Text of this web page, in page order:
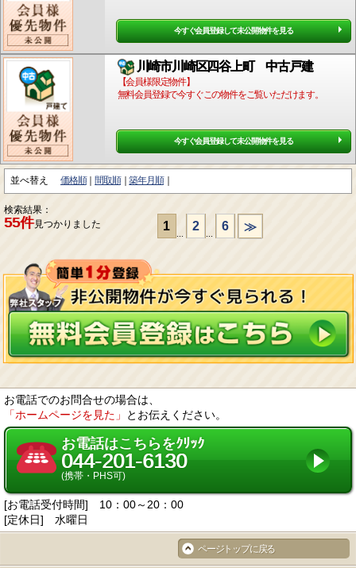
今すぐ会員登録して未公開物件を見る
川崎市川崎区四谷上町 中古戸建
【会員様限定物件】
無料会員登録で今すぐこの物件をご覧いただけます。
今すぐ会員登録して未公開物件を見る
並べ替え 価格順 間取順 築年月順
検索結果：
55件見つかりました 1 2 6 ≫
お電話でのお問合せの場合は、
「ホームページを見た」
とお伝えください。
お電話はこちらをｸﾘｯｸ
044-201-6130
(携帯・PHS可)
[お電話受付時間] 10：00～20：00
[定休日] 水曜日
ページトップに戻る